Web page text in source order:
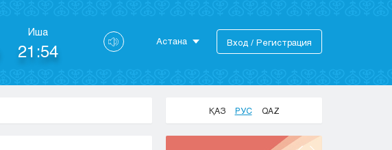
Иша
21:54 Астана
Актобе
Вход / Регистрация
ҚАЗ РУС QAZ